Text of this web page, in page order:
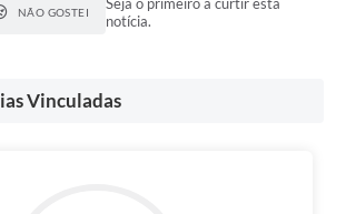
NÃO GOSTEI
notícia.
Vinculadas